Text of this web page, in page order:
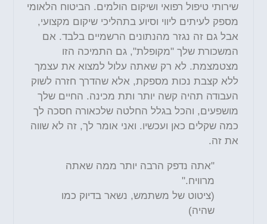
שירותי טיפול רפואי ושיקום הולמים. הביטוח הלאומי
מספק לעיתים ליווי וסיוע בתהליכי שיקום מקצועי,
אבל גם זה נגזר מהנתונים הרשמיים בלבד. אם
המשכורת שלך "מקופלת", גם התמיכה הזו
מצטמצמת. לא רק שאתה עלול למצוא את עצמך
ללא קצבת נכות מספקת, אלא שהדרך חזרה לשוק
העבודה תהיה קשה יותר ותת מכינה. החיים שלך
מושפעים, והכל בגלל החלטה שלכאורה חסכה לך
כמה שקלים כאן ועכשיו. ואני אומר לך, זה לא שווה
את זה.
"אתה נדפק הרבה יותר ממה שאתה
מרוויח."
(ציטוט של משתמש, נשאר בדיוק כמו
שהיה)